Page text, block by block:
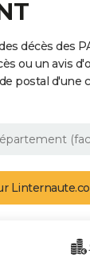
décès des
ou un avis
postal d'une